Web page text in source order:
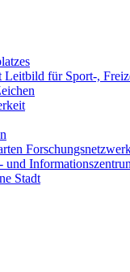
für Sport-,
und
Stadt